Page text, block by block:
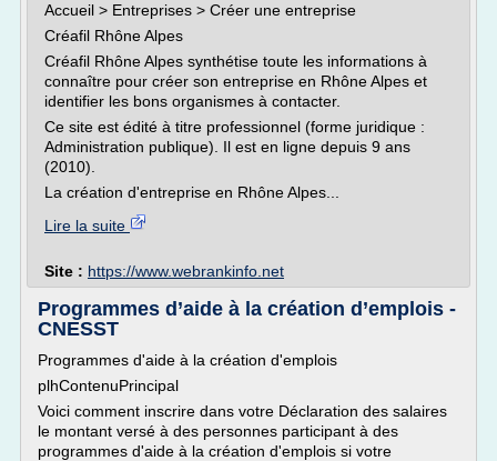
Accueil > Entreprises > Créer une entreprise
Créafil Rhône Alpes
Créafil Rhône Alpes synthétise toute les informations à
connaître pour créer son entreprise en Rhône Alpes et
identifier les bons organismes à contacter.
Ce site est édité à titre professionnel (forme juridique :
Administration publique). Il est en ligne depuis 9 ans
(2010).
La création d'entreprise en Rhône Alpes...
Lire la suite
Site : https://www.webrankinfo.net
Programmes d’aide à la création d’emplois -
CNESST
Programmes d'aide à la création d'emplois
plhContenuPrincipal
Voici comment inscrire dans votre Déclaration des salaires
le montant versé à des personnes participant à des
programmes d'aide à la création d'emplois si votre